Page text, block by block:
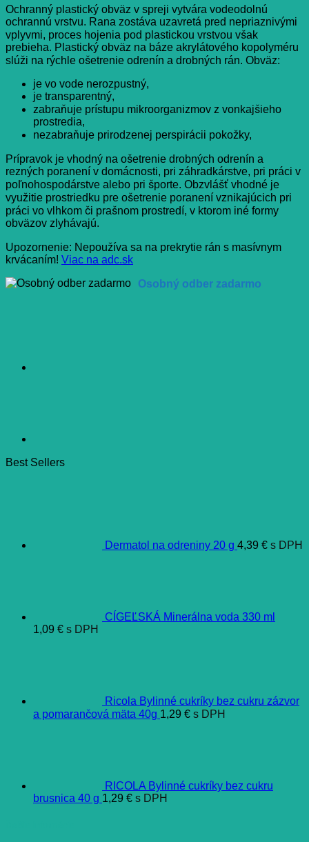
Ochranný plastický obväz v spreji vytvára vodeodolnú
ochrannú vrstvu. Rana zostáva uzavretá pred nepriaznivými
vplyvmi, proces hojenia pod plastickou vrstvou však
prebieha. Plastický obväz na báze akrylátového kopolyméru
slúži na rýchle ošetrenie odrenín a drobných rán. Obväz:
je vo vode nerozpustný,
je transparentný,
zabraňuje prístupu mikroorganizmov z vonkajšieho
prostredia,
nezabraňuje prirodzenej perspirácii pokožky,
Prípravok je vhodný na ošetrenie drobných odrenín a
rezných poranení v domácnosti, pri záhradkárstve, pri práci v
poľnohospodárstve alebo pri športe. Obzvlášť vhodné je
využitie prostriedku pre ošetrenie poranení vznikajúcich pri
práci vo vlhkom či prašnom prostredí, v ktorom iné formy
obväzov zlyhávajú.
Upozornenie: Nepoužíva sa na prekrytie rán s masívnym
krvácaním! Viac na adc.sk
Osobný odber zadarmo
Best Sellers
Dermatol na odreniny 20 g 4,39 € s DPH
CÍGEĽSKÁ Minerálna voda 330 ml
1,09 € s DPH
Ricola Bylinné cukríky bez cukru zázvor
a pomarančová mäta 40g 1,29 € s DPH
RICOLA Bylinné cukríky bez cukru
brusnica 40 g 1,29 € s DPH